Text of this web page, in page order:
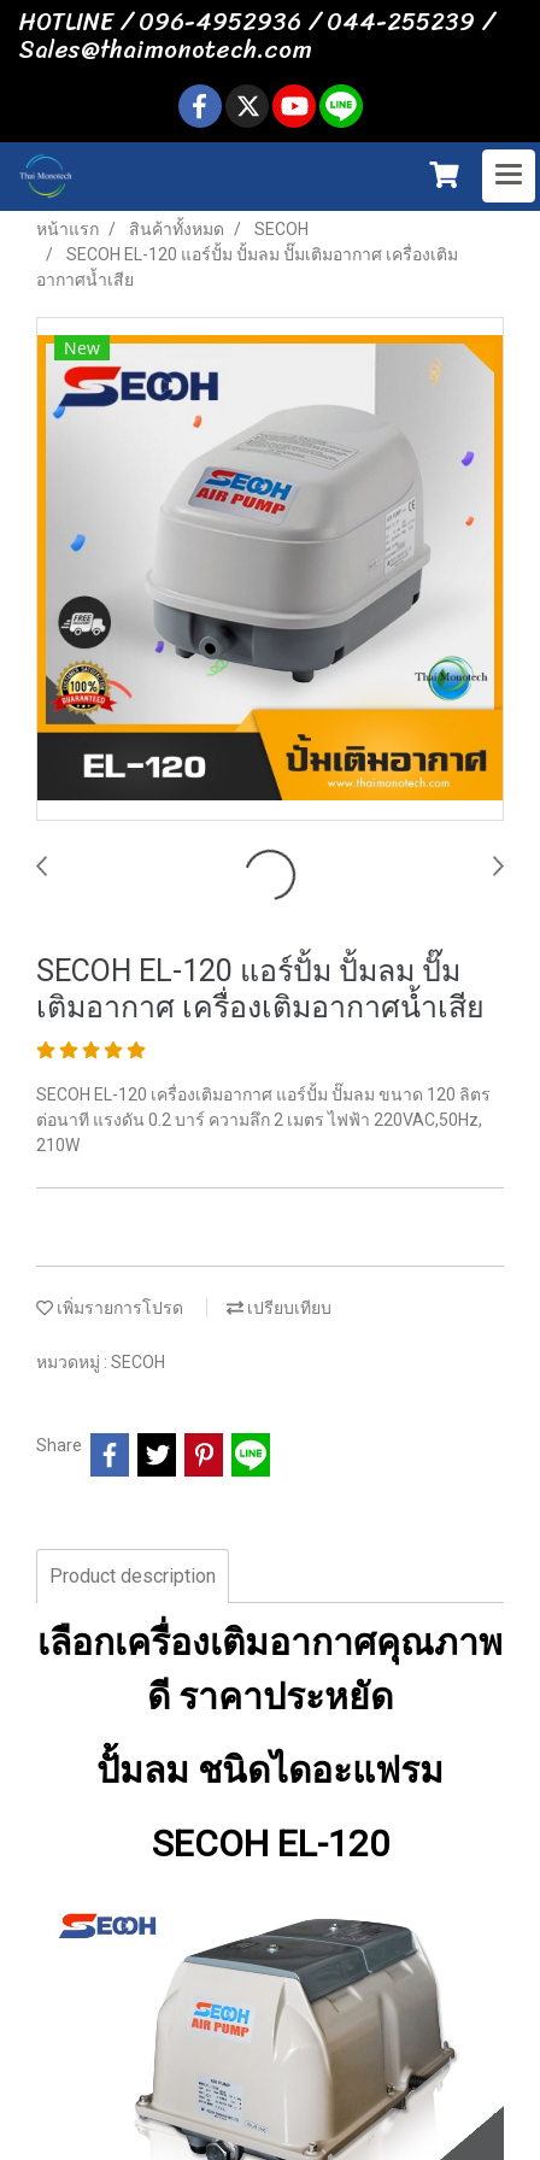
HOTLINE / 096-4952936 / 044-255239 /
Sales@thaimonotech.com
หน้าแรก สินค้าทั้งหมด
SECOH
SECOH EL-120 แอร์ปั้ม ปั้มลม ปั๊มเติมอากาศ เครื่องเติม
อากาศน้ำเสีย
New
SECOH EL-120 แอร์ปั้ม ปั้มลม ปั๊ม
เติมอากาศ เครื่องเติมอากาศน้ำเสีย
SECOH EL-120 เครื่องเติมอากาศ แอร์ปั้ม ปั๊มลม ขนาด 120 ลิตร
ต่อนาที แรงดัน 0.2 บาร์ ความลึก 2 เมตร ไฟฟ้า 220VAC,50Hz,
210W
เพิ่มรายการโปรด เปรียบเทียบ
หมวดหมู่ : SECOH
Share
Product description
เลือกเครื่องเติมอากาศคุณภาพ
ดี ราคาประหยัด
ปั้มลม ชนิดไดอะแฟรม
SECOH EL-120